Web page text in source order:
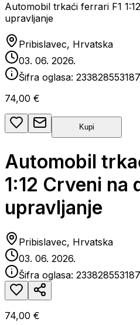
Automobil trkaći ferrari F1
upravljanje
Pribislavec, Hrvatska
03. 06. 2026.
Šifra oglasa: 233828553187
74,00 €
Kupi
Automobil
1:12 Crveni na
upravljanje
Pribislavec, Hrvatska
03. 06. 2026.
Šifra oglasa: 233828553187
74,00 €